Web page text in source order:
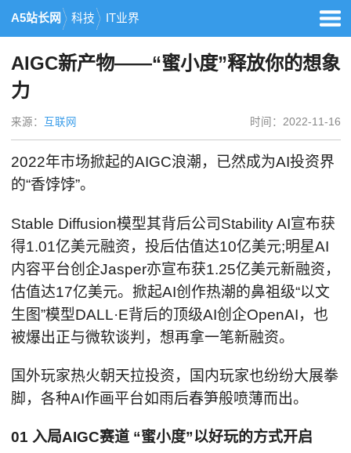
A5站长网 科技 IT业界
AIGC新产物——“蜜小度”释放你的想象
力
来源： 互联网 时间：2022-11-16
2022年市场掀起的AIGC浪潮，已然成为AI投资界
的“香饽饽”。
Stable Diffusion模型其背后公司Stability AI宣布获
得1.01亿美元融资，投后估值达10亿美元;明星AI
内容平台创企Jasper亦宣布获1.25亿美元新融资，
估值达17亿美元。掀起AI创作热潮的鼻祖级“以文
生图”模型DALL·E背后的顶级AI创企OpenAI，也
被爆出正与微软谈判，想再拿一笔新融资。
国外玩家热火朝天拉投资，国内玩家也纷纷大展拳
脚，各种AI作画平台如雨后春笋般喷薄而出。
01 入局AIGC赛道 “蜜小度”以好玩的方式开启